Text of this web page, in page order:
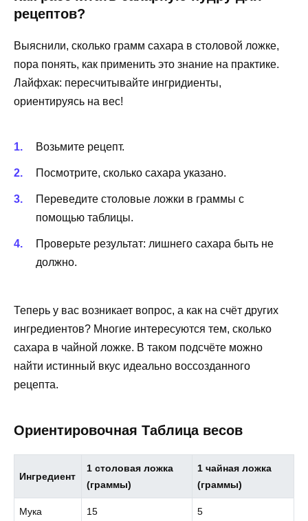
рецептов?
Выяснили, сколько грамм сахара в столовой ложке,
пора понять, как применить это знание на практике.
Лайфхак: пересчитывайте ингридиенты,
ориентируясь на вес!
Возьмите рецепт.
Посмотрите, сколько сахара указано.
Переведите столовые ложки в граммы с
помощью таблицы.
Проверьте результат: лишнего сахара быть не
должно.
Теперь у вас возникает вопрос, а как на счёт других
ингредиентов? Многие интересуются тем, сколько
сахара в чайной ложке. В таком подсчёте можно
найти истинный вкус идеально воссозданного
рецепта.
Ориентировочная Таблица весов
Ингредиент
1 столовая ложка
(граммы)
1 чайная ложка
(граммы)
Мука 15 5